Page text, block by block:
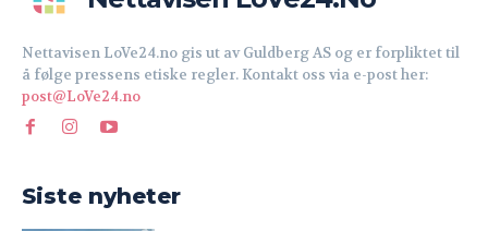
Nettavisen LoVe24.no gis ut av Guldberg AS og er forpliktet til
å følge pressens etiske regler. Kontakt oss via e-post her:
post@LoVe24.no
Siste nyheter